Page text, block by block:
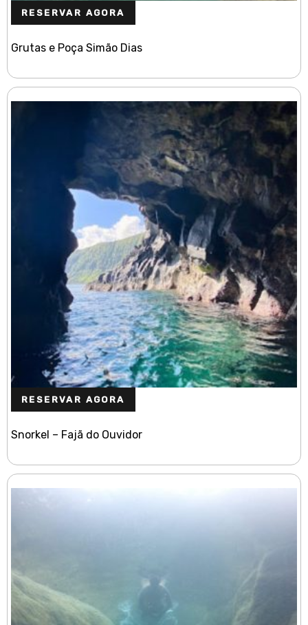
RESERVAR AGORA
Grutas e Poça Simão Dias
RESERVAR AGORA
Snorkel – Fajã do Ouvidor